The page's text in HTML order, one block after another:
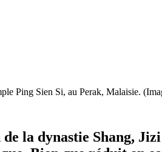
Ping Sien Si, au Perak, Malaisie.
la dynastie Shang,